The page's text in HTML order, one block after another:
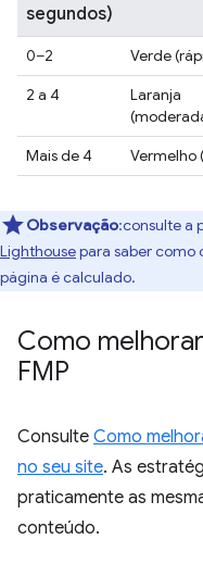
segundos)
0–2 Verde
2 a 4
Laranja
Mais de 4 Vermelho
Observação:consulte a
Lighthousepara saber como
página é calculado.
Como
FMP
Consulte Como
no seu site. As
praticamente as
conteúdo.